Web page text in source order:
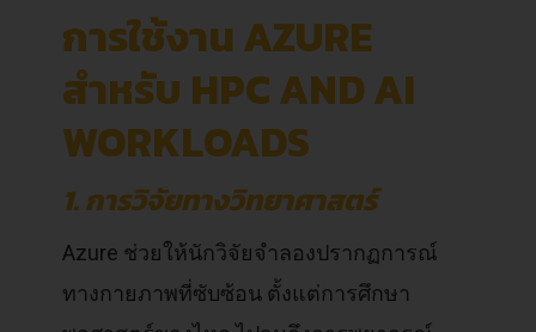
การใช้งาน AZURE
สำหรับ HPC AND AI
WORKLOADS
1. การวิจัยทางวิทยาศาสตร์
Azure ช่วยให้นักวิจัยจำลองปรากฏการณ์
ทางกายภาพที่ซับซ้อน ตั้งแต่การศึกษา